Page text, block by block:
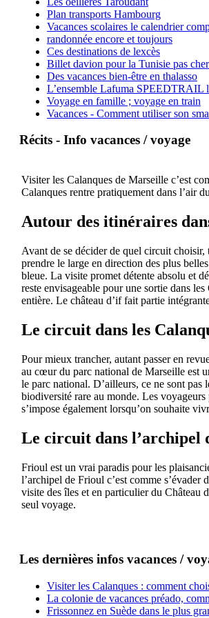
Plan transports Hambourg
Vacances scolaires le calendrier
randonnée encore et toujours
Ces destinations de lexcès
Billet davion pour la Tunisie pas
Des vacances bien-être en thalasso
L’ensemble Lafuma SPEEDTRAIL
Voyage en famille ; voyage en train
Vacances - Comment utiliser son
Récits - Info vacances / voyage
Visiter les Calanques de Marseille c’est
Calanques rentre pratiquement dans l’air
Autour des itinéraires
Avant de se décider de quel circuit choisir,
prendre le large en direction des plus
bleue. La visite promet détente absolu et
reste envisageable pour une sortie dans
entière. Le château d’if fait partie
Le circuit dans les
Pour mieux trancher, autant passer en
au cœur du parc national de Marseille est
le parc national. D’ailleurs, ce ne sont pas
biodiversité rare au monde. Les voyageurs
s’impose également lorsqu’on souhaite
Le circuit dans l’archipel
Frioul est un vrai paradis pour les
l’archipel de Frioul c’est comme
visite des îles et en particulier du Château
seul voyage.
Les dernières infos vacances /
Visiter les Calanques : comment
La colonie de vacances préado,
Frissonnez en Suède dans le plus